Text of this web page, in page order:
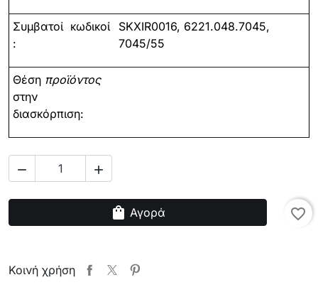
Συμβατοί κωδικοί
:
SKXIR0016, 6221.048.7045,
7045/55
Θέση προϊόντος
στην
διασκόρπιση:
 
shopping_bag Αγορά favorite_border
Κοινή χρήση